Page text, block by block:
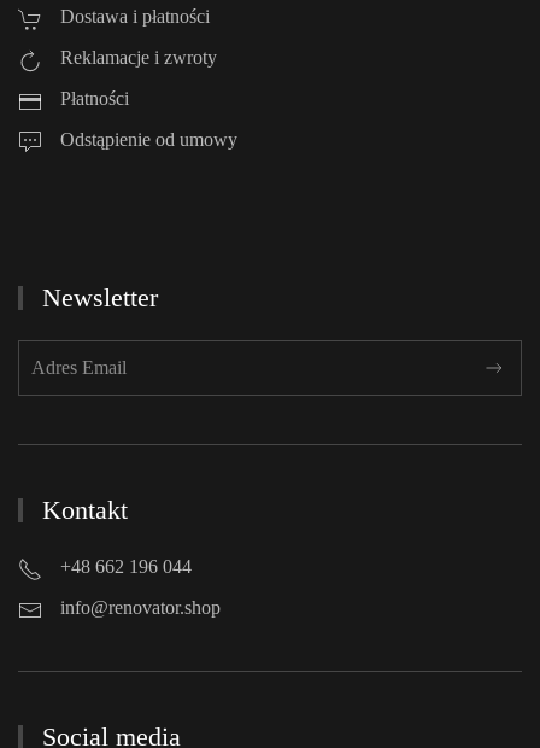
Dostawa i płatności
Reklamacje i zwroty
Płatności
Odstąpienie od umowy
Newsletter
Kontakt
+48 662 196 044
info@renovator.shop
Social media